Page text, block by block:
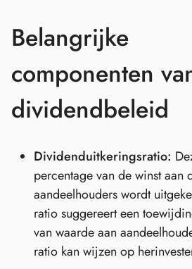
Belangrijke
componenten
dividendbeleid
Dividenduitkeringsratio:
percentage van de winst aan
aandeelhouders wordt
ratio suggereert een
van waarde aan
ratio kan wijzen op